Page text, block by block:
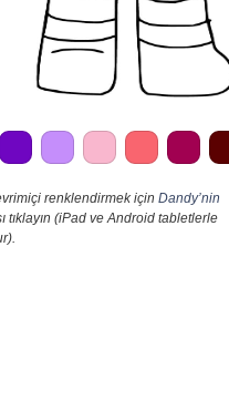
renklendirmek için Dandy’nin
tıklayın (iPad ve Android tabletlerle